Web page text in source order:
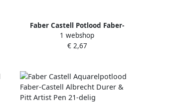
Faber Castell Potlood Faber-
Castell grafiet Unicorn HB roze
1 webshop
€ 2,67